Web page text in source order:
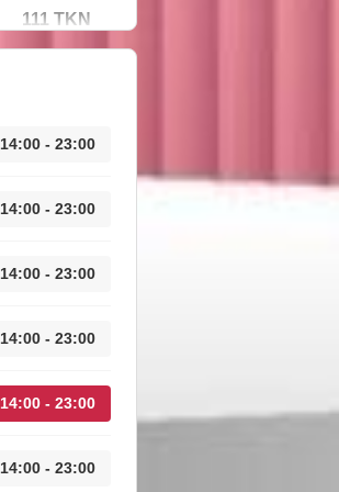
111 TKN
14:00 - 23:00
14:00 - 23:00
14:00 - 23:00
14:00 - 23:00
14:00 - 23:00
14:00 - 23:00